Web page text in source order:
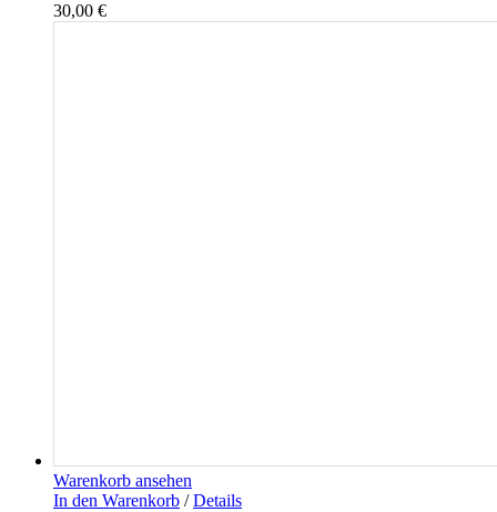
30,00 €
Warenkorb ansehen
In den Warenkorb / Details